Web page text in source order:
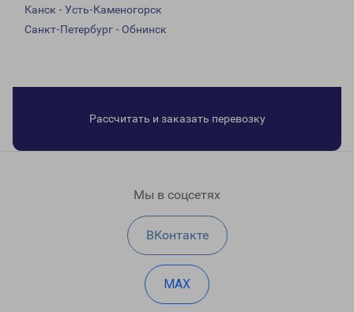
Канск - Усть-Каменогорск
Санкт-Петербург - Обнинск
Рассчитать и заказать перевозку
Мы в соцсетях
ВКонтакте
MAX